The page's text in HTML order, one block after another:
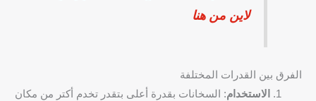
لاين من هنا
الفرق بين القدرات المختلفة
الاستخدام: السخانات بقدرة أعلى بتقدر تخدم أكتر من مكان